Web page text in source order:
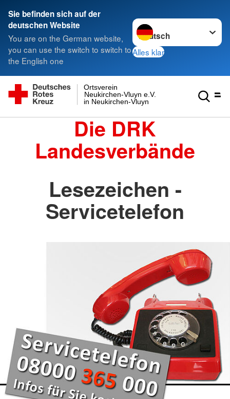
Sie befinden sich auf der
deutschen Website
You are on the German website,
you can use the switch to switch to
the English one
Sprache wechseln zu
Alles klar
in Neukirchen-Vluyn
Neukirchen-Vluyn e.V.
Ortsverein
Die DRK
Landesverbände
Lesezeichen -
Servicetelefon